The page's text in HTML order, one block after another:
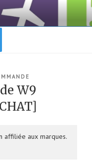
W9
affiliée aux marques.